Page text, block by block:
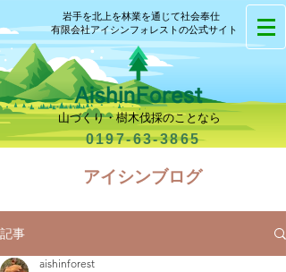
岩手を北上を林業を通じて社会奉仕
有限会社アイシンフォレストの公式サイト
山づくり・樹木伐採のことなら
0197-63-3865
​アイシンブログ
記事
aishinforest